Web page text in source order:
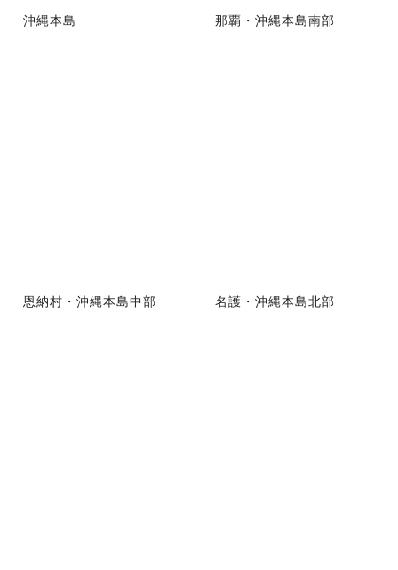
沖縄本島 那覇・沖縄本島南部
恩納村・沖縄本島中部 名護・沖縄本島北部